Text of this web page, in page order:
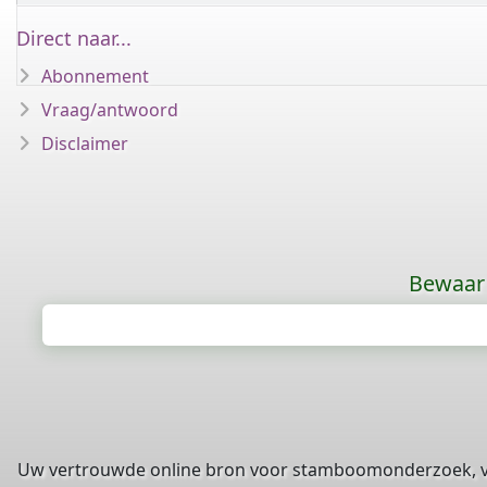
Direct naar...
Abonnement
Vraag/antwoord
Disclaimer
Uw vertrouwde online bron voor